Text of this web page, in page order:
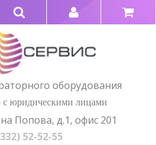
оборудования
с юридическими лицами
Попова, д.1, офис 201
52-52-55